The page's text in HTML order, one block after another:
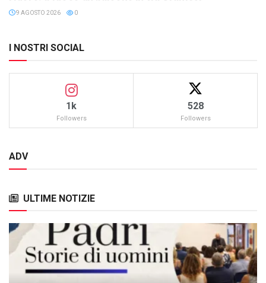
9 AGOSTO 2026 0
I NOSTRI SOCIAL
1k
Followers
528
Followers
ADV
ULTIME NOTIZIE